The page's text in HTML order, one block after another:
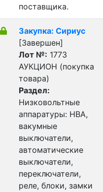
поставщика.
Закупка: Сириус
[Завершен]
Лот №: 1773
АУКЦИОН (покупка
товара)
Раздел:
Низковольтные
аппаратуры: НВА,
вакумные
выключатели,
автоматические
выключатели,
переключатели,
реле, блоки, замки